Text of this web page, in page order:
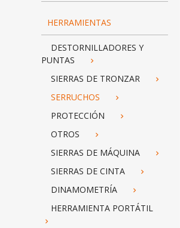
HERRAMIENTAS
DESTORNILLADORES Y
PUNTAS

SIERRAS DE TRONZAR 
SERRUCHOS 
PROTECCIÓN 
OTROS 
SIERRAS DE MÁQUINA 
SIERRAS DE CINTA 
DINAMOMETRÍA 
HERRAMIENTA PORTÁTIL
